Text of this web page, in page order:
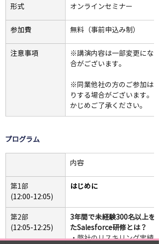
形式 オンラインセミナー
参加費 無料（事前申込み制）
注意事項
※講演内容は一部変更になる
合がございます。
※同業他社の方のご参加はお
りする場合がございます。あ
かじめご了承ください。
プログラム
内容
第1部
(12:00-12:05)
はじめに
第2部
(12:05-12:25)
3年間で未経験300名以上を
たSalesforce研修とは？
・弊社のリスキリング実績